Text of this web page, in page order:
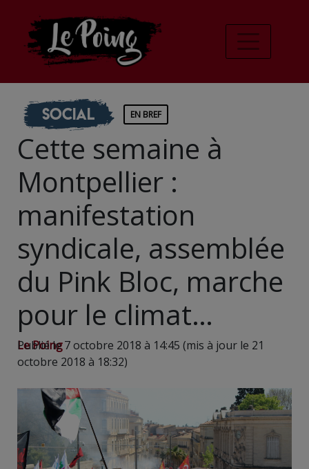
Social EN BREF
Cette semaine à
Montpellier :
manifestation
syndicale, assemblée
du Pink Bloc, marche
pour le climat…
Le Poing
Publié le 7 octobre 2018 à 14:45 (mis à jour le 21
octobre 2018 à 18:32)